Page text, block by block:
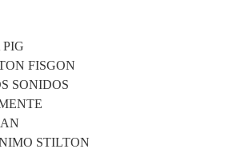
PIG
FISGON
SONIDOS
STILTON